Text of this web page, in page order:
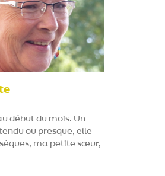
début du mois. Un
ou presque, elle
ma petite sœur,